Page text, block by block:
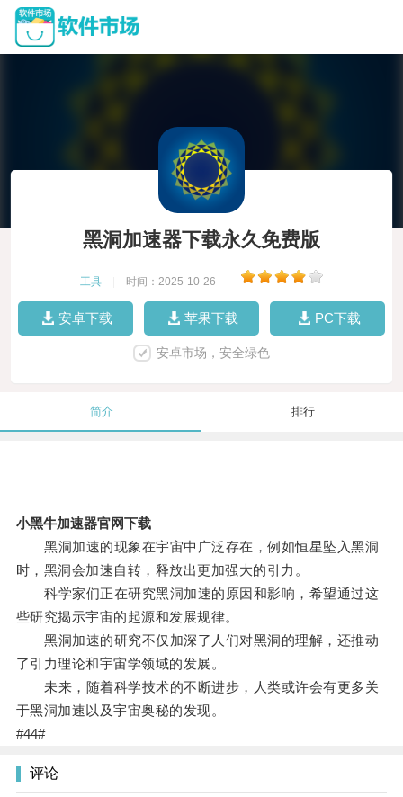
黑洞加速器下载永久免费版
工具 时间：2025-10-26
安卓下载 苹果下载 PC下载
安卓市场，安全绿色
简介 排行
小黑牛加速器官网下载
黑洞加速的现象在宇宙中广泛存在，例如恒星坠入黑洞
时，黑洞会加速自转，释放出更加强大的引力。
科学家们正在研究黑洞加速的原因和影响，希望通过这
些研究揭示宇宙的起源和发展规律。
黑洞加速的研究不仅加深了人们对黑洞的理解，还推动
了引力理论和宇宙学领域的发展。
未来，随着科学技术的不断进步，人类或许会有更多关
于黑洞加速以及宇宙奥秘的发现。
#44#
评论